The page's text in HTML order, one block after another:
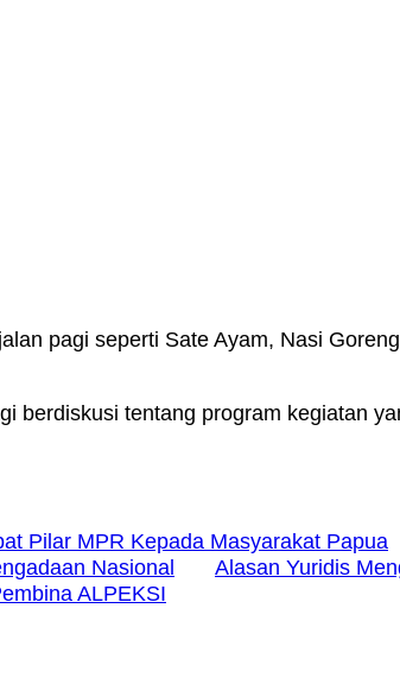
pagi seperti Sate Ayam, Nasi
tentang program kegiatan
Pilar MPR Kepada Masyarakat Papua
Nasional
Alasan Yuridis
ALPEKSI